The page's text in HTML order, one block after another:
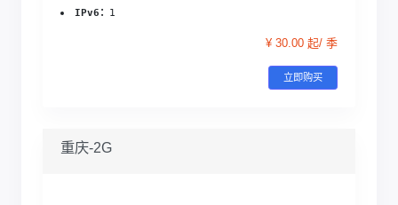
IPv6： 1
¥ 30.00 起/ 季
立即购买
重庆-2G